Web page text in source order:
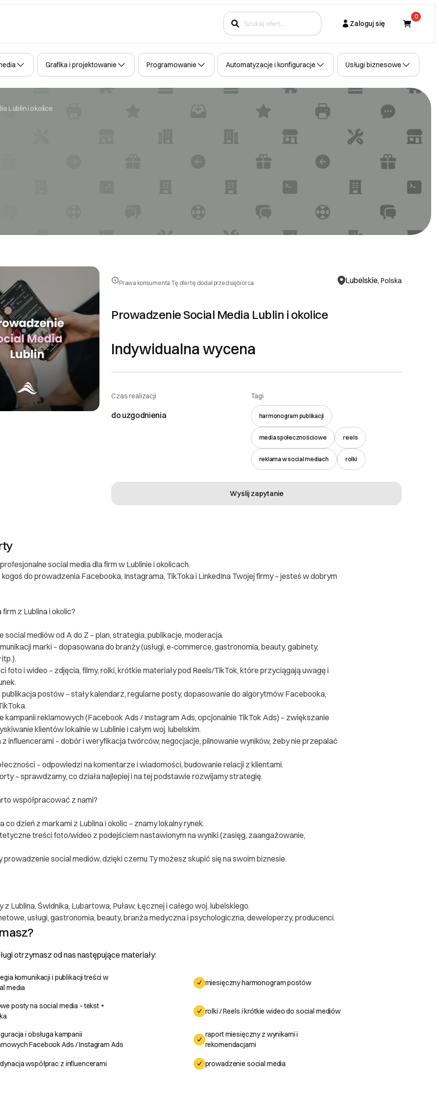
Zaloguj się
Kupujący
0
Grafika i projektowanie Programowanie Automatyzacje i konfiguracje Usługi biznesowe
Lublin i okolice
SOWA
i zwroty
do anulowania zamówienia na usługi najpóźniej 1 dzień przed planowaną realizacją. W
przygotowań. Po rozpoczęciu realizacji projektu anulacja nie jest możliwa, a płatność
Prawa konsumenta:Tę ofertę dodał przedsiębiorca. Lubelskie,Polska
Prowadzenie Social Media Lublin i okolice
Indywidualna wycena
Czas realizacji
do uzgodnienia
Tagi
harmonogram publikacji
media społecznościowe reels
reklama w social mediach rolki
Wyślij zapytanie
social media dla firm w Lublinie i okolicach.
do prowadzenia Facebooka, Instagrama, TikToka i LinkedIna Twojej firmy – jesteś w dobrym
z Lublina i okolic?
social mediów od A do Z – plan, strategia, publikacje, moderacja.
marki – dopasowana do branży (usługi, e-commerce, gastronomia, beauty, gabinety,
foto i wideo – zdjęcia, filmy, rolki, krótkie materiały pod Reels/TikTok, które przyciągają uwagę i
publikacja postów – stały kalendarz, regularne posty, dopasowanie do algorytmów Facebooka,
kampanii reklamowych (Facebook Ads / Instagram Ads, opcjonalnie TikTok Ads) – zwiększanie
klientów lokalnie w Lublinie i całym woj. lubelskim.
z influencerami – dobór i weryfikacja twórców, negocjacje, pilnowanie wyników, żeby nie przepalać
– odpowiedzi na komentarze i wiadomości, budowanie relacji z klientami.
– sprawdzamy, co działa najlepiej i na tej podstawie rozwijamy strategię.
współpracować z nami?
co dzień z markami z Lublina i okolic – znamy lokalny rynek.
treści foto/wideo z podejściem nastawionym na wyniki (zasięg, zaangażowanie,
prowadzenie social mediów, dzięki czemu Ty możesz skupić się na swoim biznesie.
z Lublina, Świdnika, Lubartowa, Puław, Łęcznej i całego woj. lubelskiego.
usługi, gastronomia, beauty, branża medyczna i psychologiczna, deweloperzy, producenci.
otrzymasz od nas następujące materiały:
komunikacji i publikacji treści w
media
miesięczny harmonogram postów
posty na social media – tekst +
rolki / Reels i krótkie wideo do social mediów
i obsługa kampanii
Facebook Ads / Instagram Ads
raport miesięczny z wynikami i
rekomendacjami
współprac z influencerami prowadzenie social media